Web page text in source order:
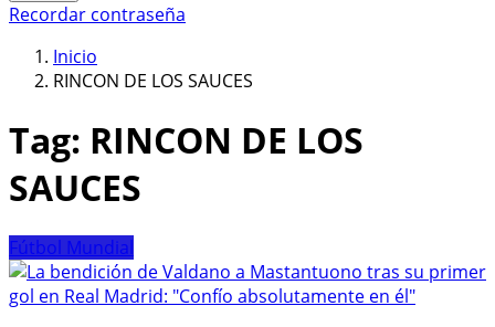
Recordar contraseña
Inicio
RINCON DE LOS SAUCES
Tag: RINCON DE LOS
SAUCES
Fútbol Mundial